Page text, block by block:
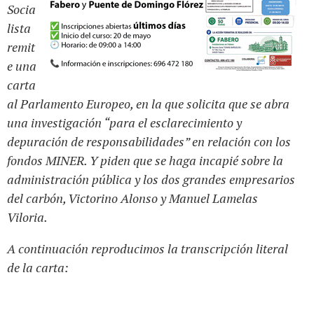
Socia
lista
remit
e una
carta
al Parlamento Europeo, en la que solicita que se abra
una investigación “para el esclarecimiento y
depuración de responsabilidades” en relación con los
fondos MINER. Y piden que se haga incapié sobre la
administración pública y los dos grandes empresarios
del carbón, Victorino Alonso y Manuel Lamelas
Viloria.
A continuación reproducimos la transcripción literal
de la carta: